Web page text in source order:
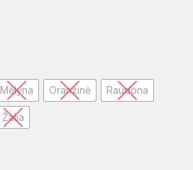
Mėlyna Oranžinė Raudona
Žalia